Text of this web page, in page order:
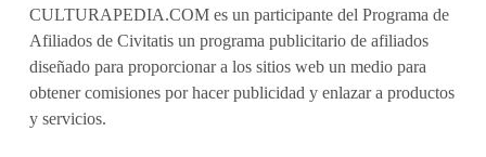
CULTURAPEDIA.COM es un participante del Programa de
Afiliados de Civitatis un programa publicitario de afiliados
diseñado para proporcionar a los sitios web un medio para
obtener comisiones por hacer publicidad y enlazar a productos
y servicios.